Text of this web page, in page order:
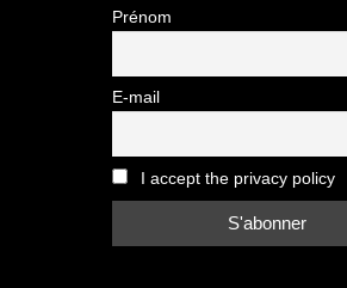
Prénom
E-mail
I accept the privacy policy